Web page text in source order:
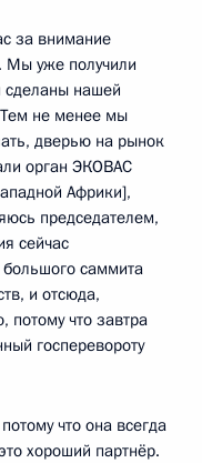
за внимание
Мы уже получили
сделаны нашей
Тем не менее мы
дверью на рынок
орган ЭКОВАС
Африки],
председателем,
сейчас
большого саммита
и отсюда,
потому что завтра
госперевороту
что она всегда
хороший партнёр.